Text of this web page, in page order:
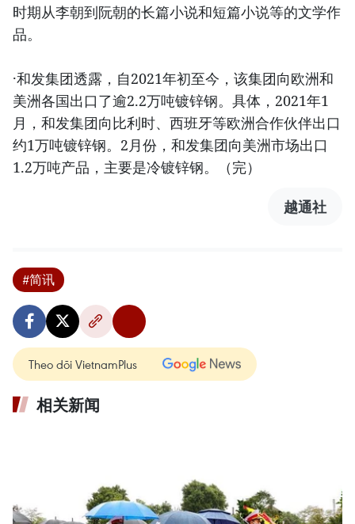
时期从李朝到阮朝的长篇小说和短篇小说等的文学作
品。
·和发集团透露，自2021年初至今，该集团向欧洲和
美洲各国出口了逾2.2万吨镀锌钢。具体，2021年1
月，和发集团向比利时、西班牙等欧洲合作伙伴出口
约1万吨镀锌钢。2月份，和发集团向美洲市场出口
1.2万吨产品，主要是冷镀锌钢。（完）
越通社
#简讯
Theo dõi VietnamPlus
相关新闻